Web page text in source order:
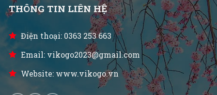
THÔNG TIN LIÊN HỆ
Điện thoại: 0363 253 663
Email: vikogo2023@gmail.com
Website: www.vikogo.vn